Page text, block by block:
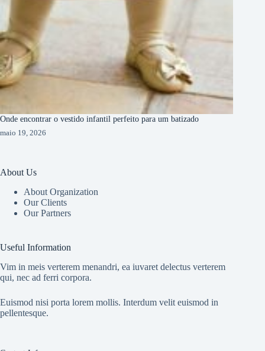
Onde encontrar o vestido infantil perfeito para um batizado
maio 19, 2026
About Us
About Organization
Our Clients
Our Partners
Useful Information
Vim in meis verterem menandri, ea iuvaret delectus verterem
qui, nec ad ferri corpora.
Euismod nisi porta lorem mollis. Interdum velit euismod in
pellentesque.